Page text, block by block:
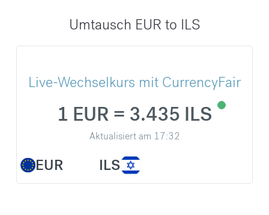
Umtausch EUR to ILS
Live-Wechselkurs mit CurrencyFair
EUR
1 EUR = 3.435 ILS
Aktualisiert am 17:32
ILS